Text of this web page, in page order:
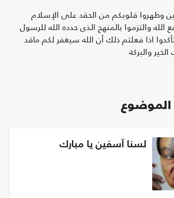
وطهروا قلوبكم من الحقد على الإسلام
والتزموا بالمنهج الذى حدده الله للرسول
اذا فعلتم ذلك أن الله سيغفر لكم ماقد
والبركة
الموضوع
لسنا آسفين يا مبارك